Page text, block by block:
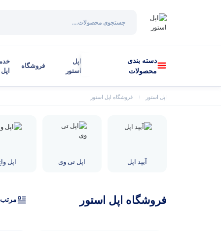
دسته بندی
محصولات
اپل
استور
فروشگاه
اپل
اپل استور فروشگاه اپل استور
آیپد اپل اپل تی وی اپل
فروشگاه اپل استور